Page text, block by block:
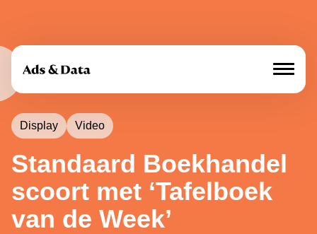
Display Video
Standaard Boekhandel
scoort met ‘Tafelboek
van de Week’
Aanbod
Over ons
Cases